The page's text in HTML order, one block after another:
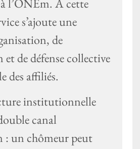
l’ONEm. À cette
s’ajoute une
de
et de défense collective
des affiliés.
institutionnelle
canal
: un chômeur peut